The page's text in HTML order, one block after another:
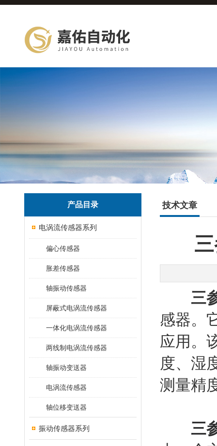
产品目录
电涡流传感器系列
偏心传感器
胀差传感器
轴振动传感器
屏蔽式电涡流传感器
一体化电涡流传感器
两线制电涡流传感器
轴振动变送器
电涡流传感器
轴位移变送器
振动传感器系列
技术文章
三
感器。
应用。
度、湿
测量精
三